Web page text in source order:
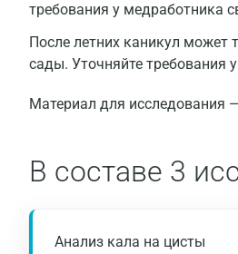
требования у медработника
После летних каникул
сады. Уточняйте требования
Материал для исследования
В составе 3
Анализ кала на цисты